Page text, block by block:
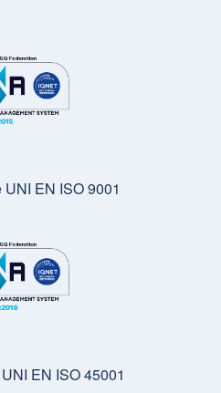
EN ISO 9001
EN ISO 45001